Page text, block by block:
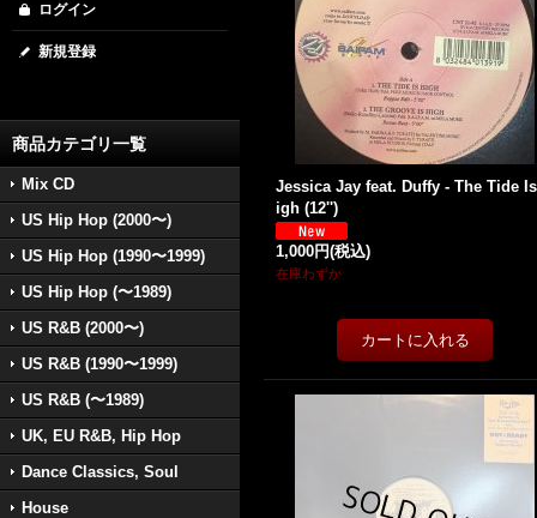
ログイン
新規登録
商品カテゴリ一覧
Mix CD
US Hip Hop (2000〜)
US Hip Hop (1990〜1999)
US Hip Hop (〜1989)
US R&B (2000〜)
US R&B (1990〜1999)
US R&B (〜1989)
UK, EU R&B, Hip Hop
Dance Classics, Soul
House
Jessica Jay feat. Duffy - The Tide
igh (12'')
1,000円(税込)
在庫わずか